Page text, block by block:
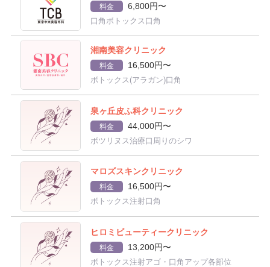
料金 6,800円〜
口角ボトックス口角
湘南美容クリニック
料金 16,500円〜
ボトックス(アラガン)口角
泉ヶ丘皮ふ科クリニック
料金 44,000円〜
ボツリヌス治療口周りのシワ
マロズスキンクリニック
料金 16,500円〜
ボトックス注射口角
ヒロミビューティークリニック
料金 13,200円〜
ボトックス注射アゴ・口角アップ各部位